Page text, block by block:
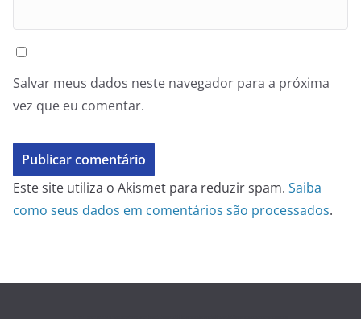
Salvar meus dados neste navegador para a próxima
vez que eu comentar.
Este site utiliza o Akismet para reduzir spam. Saiba
como seus dados em comentários são processados.